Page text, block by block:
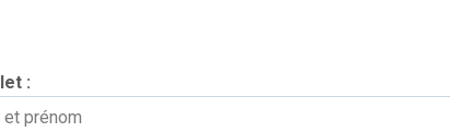
: